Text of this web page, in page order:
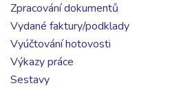
Zpracování dokumentů
Vydané faktury/podklady
Vyúčtování hotovosti
Výkazy práce
Sestavy